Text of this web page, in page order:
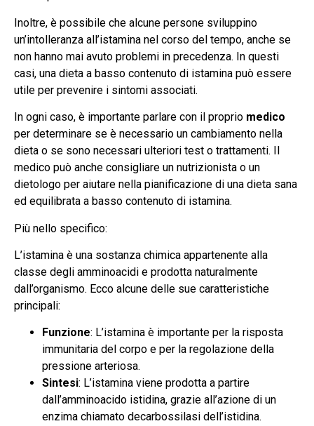
Inoltre, è possibile che alcune persone sviluppino
un’intolleranza all’istamina nel corso del tempo, anche se
non hanno mai avuto problemi in precedenza. In questi
casi, una dieta a basso contenuto di istamina può essere
utile per prevenire i sintomi associati.
In ogni caso, è importante parlare con il proprio medico
per determinare se è necessario un cambiamento nella
dieta o se sono necessari ulteriori test o trattamenti. Il
medico può anche consigliare un nutrizionista o un
dietologo per aiutare nella pianificazione di una dieta sana
ed equilibrata a basso contenuto di istamina.
Più nello specifico:
L’istamina è una sostanza chimica appartenente alla
classe degli amminoacidi e prodotta naturalmente
dall’organismo. Ecco alcune delle sue caratteristiche
principali:
Funzione: L’istamina è importante per la risposta
immunitaria del corpo e per la regolazione della
pressione arteriosa.
Sintesi: L’istamina viene prodotta a partire
dall’amminoacido istidina, grazie all’azione di un
enzima chiamato decarbossilasi dell’istidina.